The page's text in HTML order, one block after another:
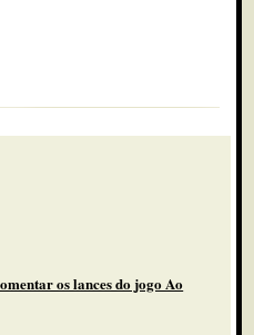
defesa
os lances do jogo Ao